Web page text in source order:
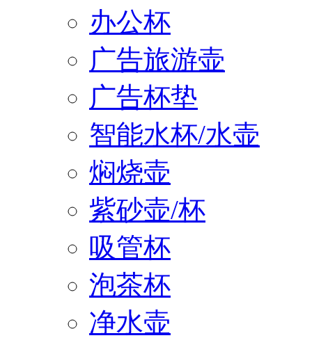
办公杯
广告旅游壶
广告杯垫
智能水杯/水壶
焖烧壶
紫砂壶/杯
吸管杯
泡茶杯
净水壶